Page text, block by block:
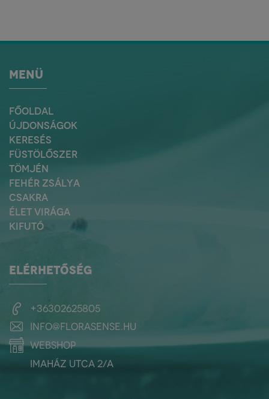
MENÜ
FŐOLDAL
ÚJDONSÁGOK
KERESÉS
FÜSTÖLŐSZER
TÖMJÉN
FEHÉR ZSÁLYA
CSAKRA
ÉLET VIRÁGA
KIFUTÓ
ELÉRHETŐSÉG
+36302625805
info@florasense.hu
webshop
Imaház utca 2/a